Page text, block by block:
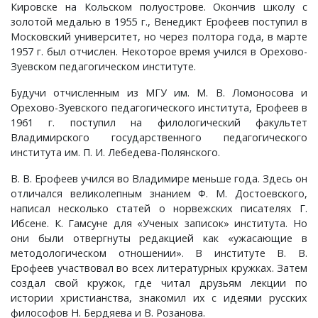
Кировске на Кольском полуострове. Окончив школу с
золотой медалью в 1955 г., Венедикт Ерофеев поступил в
Московский университет, но через полтора года, в марте
1957 г. был отчислен. Некоторое время учился в Орехово-
Зуевском педагогическом институте.
Будучи отчисленным из МГУ им. М. В. Ломоносова и
Орехово-Зуевского педагогического института, Ерофеев в
1961 г. поступил на филологический факультет
Владимирского государственного педагогического
института им. П. И. Лебедева-Полянского.
В. В. Ерофеев учился во Владимире меньше года. Здесь он
отличался великолепным знанием Ф. М. Достоевского,
написал несколько статей о норвежских писателях Г.
Ибсене. К. Гамсуне для «Ученых записок» института. Но
они были отвергнуты редакцией как «ужасающие в
методологическом отношении». В институте В. В.
Ерофеев участвовал во всех литературных кружках. Затем
создал свой кружок, где читал друзьям лекции по
истории христианства, знакомил их с идеями русских
философов Н. Бердяева и В. Розанова.
Шимохтино, село
Ладожина, деревня
Легкова, деревня
Малинова, деревня
Мячково, село
Новопоселенная, деревня
Перегудова, деревня
Романовское, село
Скоморохово, село
Кошкино, деревня
Лихая Пожня, деревня
Малые Липки, деревня
Марьино, деревня
Михалишки, деревня
Мстера, поселок
Никологоры, поселок
Октябрьский, поселок
Красково, деревня
Крутово, деревня
Лыкшино, деревня
Пролетарский, поселок
Растригино, деревня
Рождествено, деревня
Тимирязево, деревня
Фоминки, село
Мезиновский, поселок
Мильцево, деревня
Неклюдово, деревня
Никулино, деревня
Новоопокино, деревня
Окатово, деревня
Палищи, село
Спудни, деревня
Воскресенское, село
Второво, село
Выселки, деревня
Высоково, деревня
Гаврильцево, деревня
Гатиха, село
Глазово, деревня
Глумово, деревня
Ковров, город
Колобово, поселок
Красная Грива, деревня
Крестниково, поселок
Крутово, село
Кузнечиха, деревня
Любец, село
Малыгино, поселок
Копылки, деревня
Кудрявцево, село
Литвиново, деревня
Лялино, село
Макарово, село
Малое Кузьминское, деревня
Марково, деревня
Михейково, деревня
Илькино, село
Казнево, село
Коровино, село
Красново, деревня
Кудрино, село
Кузьмино, село
Левенда, деревня
Лехтово, деревня
Кольдино, деревня
Кривицы, деревня
Лазарево, село
Межищи, деревня
Молотицы, село
Монаково, село
Мордвиново, деревня
Муром, город
Кибирево, деревня
Киржач, деревня
Колобродово, деревня
Костерёво, город
Костино, деревня
Крутово, деревня
Ларионово, село
Леоново, село
Селивановский район
Собинский район
Колокша, поселок
Копнино, деревня
Косьмино, деревня
Куделино, деревня
Кузнецы, деревня
Кузьмино, деревня
Курилово, деревня
Лакинск, город
Судогодский район
Ликино, село
Лукинское, село
Лухтоново, деревня
Михалёво, деревня
Мошок, село
Муромцево, село
Мызино, деревня
Нагорное, деревня
Судогодский уезд
Суздальский район
Кистыш, село
Лемешки, село
Масленка, деревня
Менчаково, село
Мордыш, село
Мосино, село
Новгородское, село
Новоалександрово, село
Юрьев-Польский район
Кучки, деревня
Лучки, местечко
Лыково, село
Небылое, село
Невежино, деревня
Никульское, село
Ополье, село
Пенье, село
Юрьевский уезд
деятельности
Языкознание (лингвистика)